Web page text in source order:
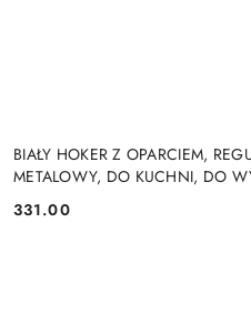
BIAŁY HOKER Z OPARCIEM,
METALOWY, DO KUCHNI, DO
Cena:
331.00